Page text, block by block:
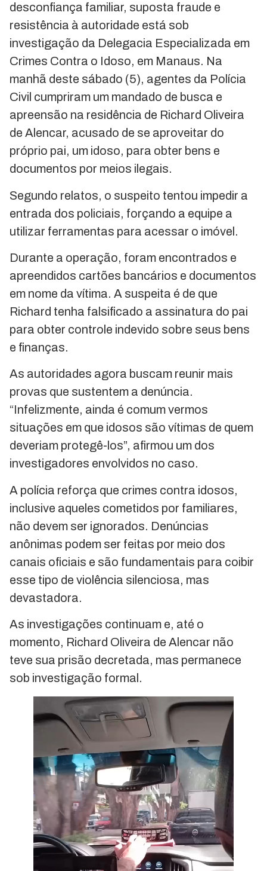
desconfiança familiar, suposta fraude e
resistência à autoridade está sob
investigação da Delegacia Especializada em
Crimes Contra o Idoso, em Manaus. Na
manhã deste sábado (5), agentes da Polícia
Civil cumpriram um mandado de busca e
apreensão na residência de Richard Oliveira
de Alencar, acusado de se aproveitar do
próprio pai, um idoso, para obter bens e
documentos por meios ilegais.
Segundo relatos, o suspeito tentou impedir a
entrada dos policiais, forçando a equipe a
utilizar ferramentas para acessar o imóvel.
Durante a operação, foram encontrados e
apreendidos cartões bancários e documentos
em nome da vítima. A suspeita é de que
Richard tenha falsificado a assinatura do pai
para obter controle indevido sobre seus bens
e finanças.
As autoridades agora buscam reunir mais
provas que sustentem a denúncia.
“Infelizmente, ainda é comum vermos
situações em que idosos são vítimas de quem
deveriam protegê-los”, afirmou um dos
investigadores envolvidos no caso.
A polícia reforça que crimes contra idosos,
inclusive aqueles cometidos por familiares,
não devem ser ignorados. Denúncias
anônimas podem ser feitas por meio dos
canais oficiais e são fundamentais para coibir
esse tipo de violência silenciosa, mas
devastadora.
As investigações continuam e, até o
momento, Richard Oliveira de Alencar não
teve sua prisão decretada, mas permanece
sob investigação formal.